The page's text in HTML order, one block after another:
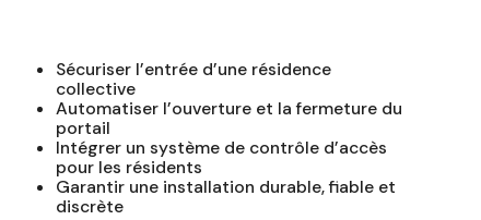
Sécuriser l’entrée d’une résidence
collective
Automatiser l’ouverture et la fermeture du
portail
Intégrer un système de contrôle d’accès
pour les résidents
Garantir une installation durable, fiable et
discrète